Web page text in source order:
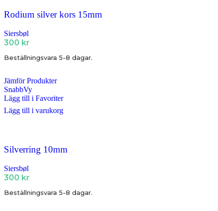
Rodium silver kors 15mm
Siersbøl
300 kr
Beställningsvara 5-8 dagar.
Jämför Produkter
SnabbVy
Lägg till i Favoriter
Lägg till i varukorg
Silverring 10mm
Siersbøl
300 kr
Beställningsvara 5-8 dagar.